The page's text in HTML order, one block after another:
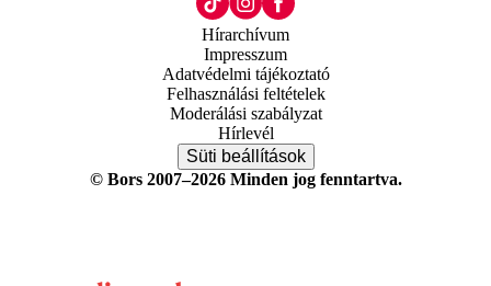
Hírarchívum
Impresszum
Adatvédelmi tájékoztató
Felhasználási feltételek
Moderálási szabályzat
Hírlevél
Süti beállítások
© Bors 2007–2026 Minden jog fenntartva.